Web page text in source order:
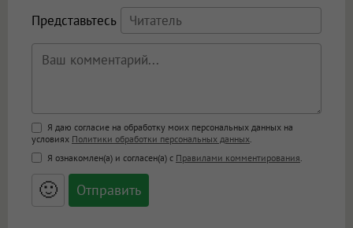
Представьтесь
Поддержка HTML
<b>, <strong>, <u>, <i>, <em>, <s>, <big>,
<small>, <sup>, <sub>, <pre>, <ul>, <ol>, <li>,
<blockquote>, <code> экранирует HTML,
адреса URL автоматически становятся
ссылками, и [img]адрес[/img] будет
Я даю согласие на обработку моих персональных данных на
условиях Политики обработки персональных данных
Я ознакомлен(а) и согласен(а) с Правилами комментирования
🙂